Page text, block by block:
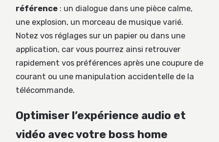
référence : un dialogue dans une pièce calme,
une explosion, un morceau de musique varié.
Notez vos réglages sur un papier ou dans une
application, car vous pourrez ainsi retrouver
rapidement vos préférences après une coupure de
courant ou une manipulation accidentelle de la
télécommande.
Optimiser l’expérience audio et
vidéo avec votre boss home